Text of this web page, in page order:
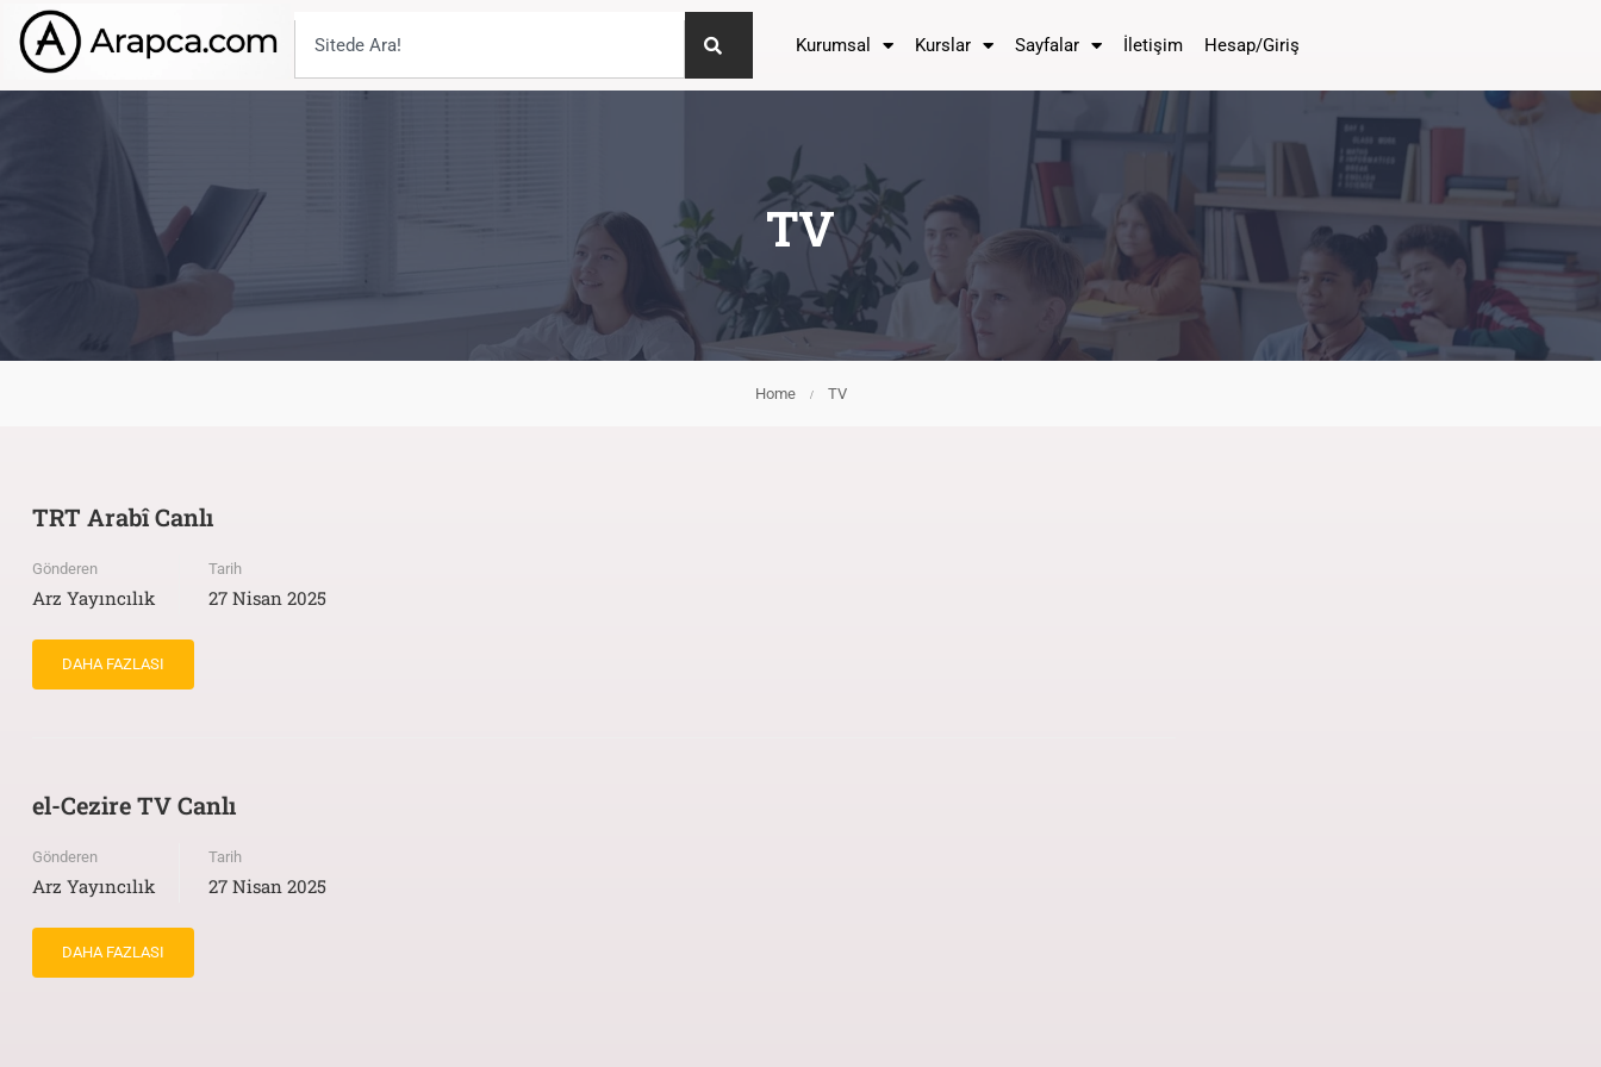
Kurumsal Kurslar Sayfalar İletişim Hesap/Giriş
Home TV
TV
TRT Arabî Canlı
Gönderen
Arz Yayıncılık
Tarih
27 Nisan 2025
DAHA FAZLASI
el-Cezire TV Canlı
Gönderen
Arz Yayıncılık
Tarih
27 Nisan 2025
DAHA FAZLASI